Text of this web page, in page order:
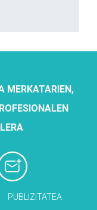
MERKATARIEN,
PUBLIZITATEA